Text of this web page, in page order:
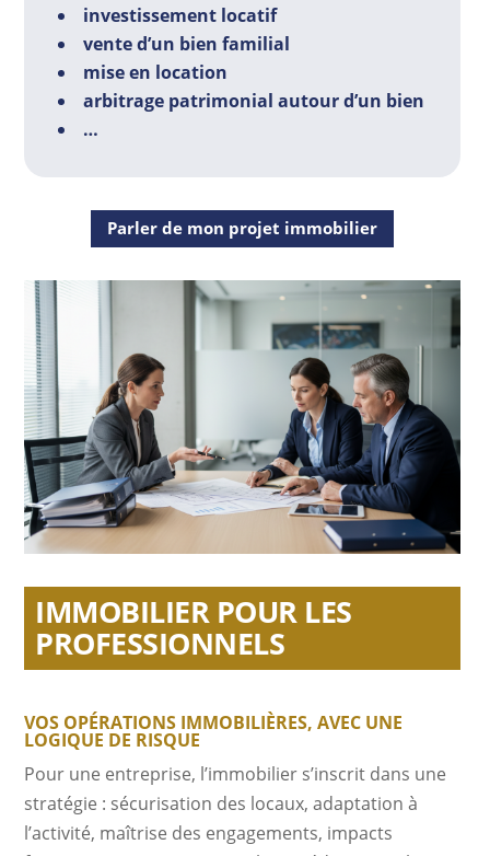
investissement locatif
vente d’un bien familial
mise en location
arbitrage patrimonial autour d’un bien
…
Parler de mon projet immobilier
IMMOBILIER POUR LES
PROFESSIONNELS
VOS OPÉRATIONS IMMOBILIÈRES, AVEC UNE
LOGIQUE DE RISQUE
Pour une entreprise, l’immobilier s’inscrit dans une
stratégie : sécurisation des locaux, adaptation à
l’activité, maîtrise des engagements, impacts